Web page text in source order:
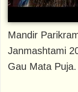
Mandir
Janmashtami
Gau Mata Puja.